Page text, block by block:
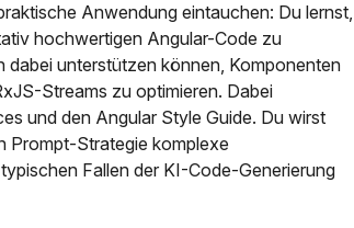
Anwendung eintauchen: Du lernst,
hochwertigen Angular-Code zu
dabei unterstützen können, Komponenten
Streams zu optimieren. Dabei
und den Angular Style Guide. Du wirst
Prompt-Strategie komplexe
Fallen der KI-Code-Generierung